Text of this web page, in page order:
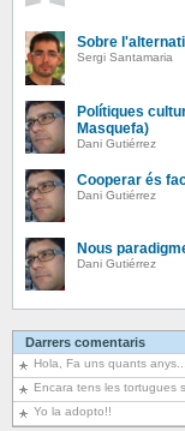
Sobre
Sergi Santamaria
Polítiques
Masquefa)
Dani Gutiérrez
Cooperar és
Dani Gutiérrez
Nous
Dani Gutiérrez
Darrers comentaris
Hola, Fa uns quants anys...
Encara tens les tortugues
Yo la adopto!!